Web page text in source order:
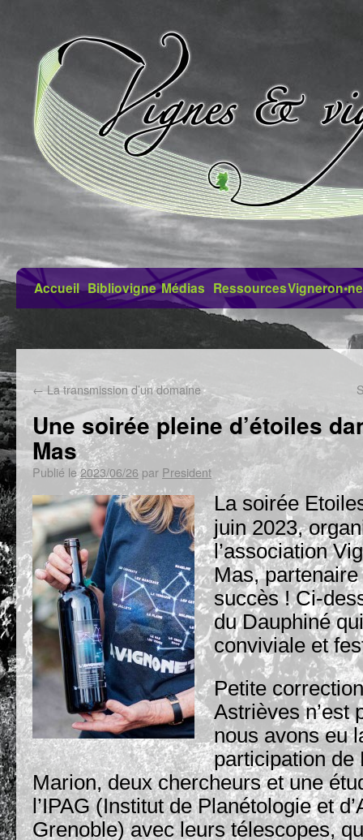
Accueil Bibliovigne Médias Ressources
←La transmission d’un domaine
Une soirée pleine d’étoiles
Mas
Publié le2023/06/26 par President
La soirée
juin 2023,
l’association
Mas,
succès ! Ci-
du Dauphiné
conviviale et
Petite
Astrièves n’est
nous avons eu
participation de
Marion, deux chercheurs et une
l’IPAG (Institut de Planétologie et
Grenoble) avec leurs télescopes,